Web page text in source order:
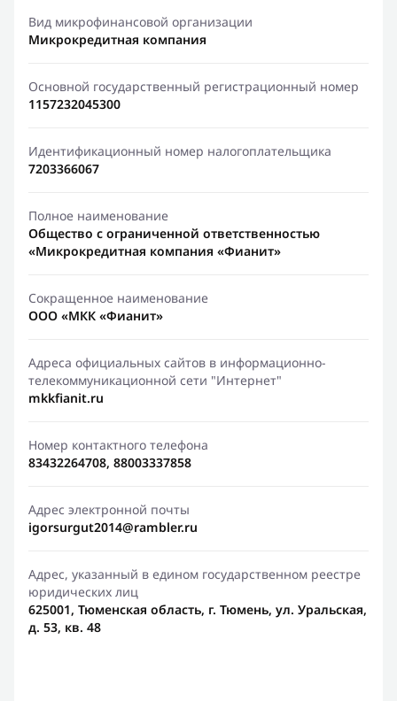
Вид микрофинансовой организации
Микрокредитная компания
Основной государственный регистрационный номер
1157232045300
Идентификационный номер налогоплательщика
7203366067
Полное наименование
Общество с ограниченной ответственностью
«Микрокредитная компания «Фианит»
Сокращенное наименование
ООО «МКК «Фианит»
Адреса официальных сайтов в информационно-
телекоммуникационной сети "Интернет"
mkkfianit.ru
Номер контактного телефона
83432264708, 88003337858
Адрес электронной почты
igorsurgut2014@rambler.ru
Адрес, указанный в едином государственном реестре
юридических лиц
625001, Тюменская область, г. Тюмень, ул. Уральская,
д. 53, кв. 48